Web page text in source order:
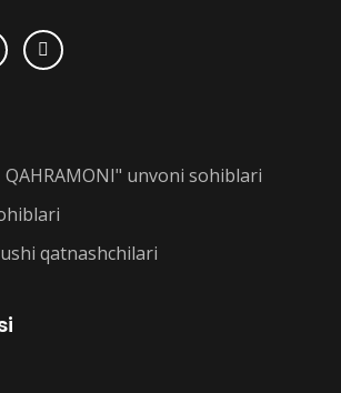
QAHRAMONI" unvoni sohiblari
qatnashchilari